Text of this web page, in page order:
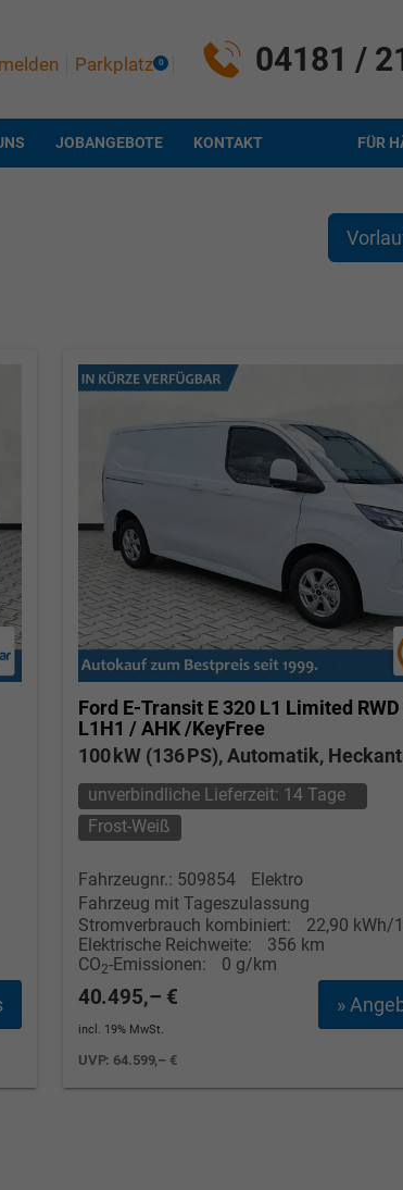
04181 /
Parkplatz 0
JOBANGEBOTE FÜR
KONTAKT
Ford E-Transit E 320 L1 Limited
L1H1 / AHK /KeyFree
100 kW (136 PS), Automatik,
unverbindliche Lieferzeit: 14 Tage
Frost-Weiß
Fahrzeugnr.: 509854
Elektro
Fahrzeug mit Tageszulassung
Stromverbrauch kombiniert:
22,90 kWh/
Elektrische Reichweite:
356 km
CO2-Emissionen: 0 g/km
»
40.495,– €
incl. 19% MwSt.
UVP: 64.599,– €